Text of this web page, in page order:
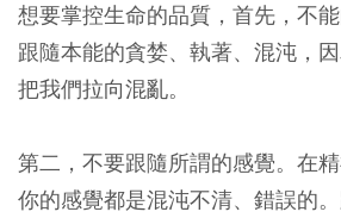
想要掌控生命的品質，首先，不
跟隨本能的貪婪、執著、混沌，
把我們拉向混亂。
第二，不要跟隨所謂的感覺。在
你的感覺都是混沌不清、錯誤的